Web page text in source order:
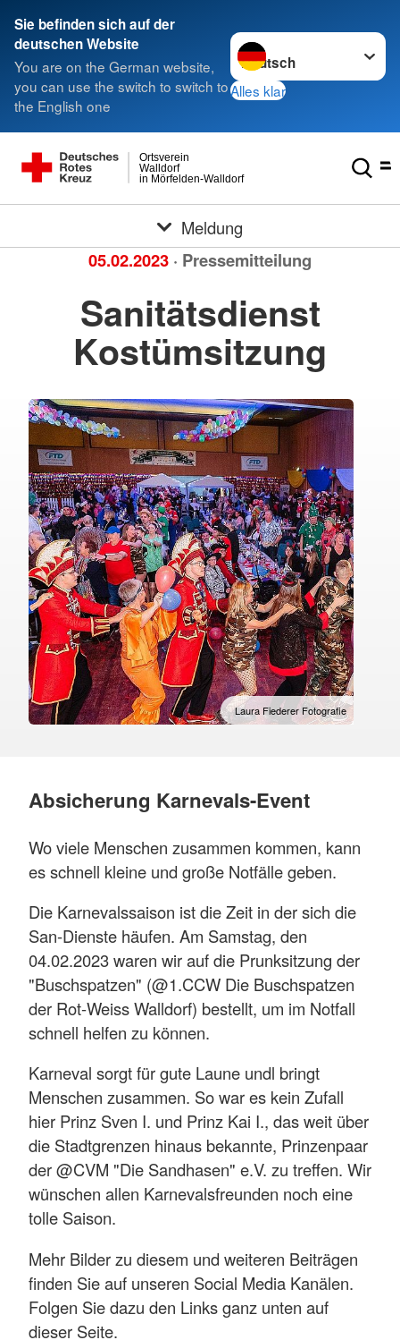
Sie befinden sich auf der
deutschen Website
You are on the German website,
you can use the switch to switch to
the English one
Sprache wechseln zu
Alles klar
in Mörfelden-Walldorf
Walldorf
Ortsverein
Meldung
05.02.2023 · Pressemitteilung
Sanitätsdienst
Kostümsitzung
Laura Fiederer Fotografie
Absicherung Karnevals-Event
Wo viele Menschen zusammen kommen, kann
es schnell kleine und große Notfälle geben.
Die Karnevalssaison ist die Zeit in der sich die
San-Dienste häufen. Am Samstag, den
04.02.2023 waren wir auf die Prunksitzung der
"Buschspatzen" (@1.CCW Die Buschspatzen
der Rot-Weiss Walldorf) bestellt, um im Notfall
schnell helfen zu können.
Karneval sorgt für gute Laune undl bringt
Menschen zusammen. So war es kein Zufall
hier Prinz Sven I. und Prinz Kai I., das weit über
die Stadtgrenzen hinaus bekannte, Prinzenpaar
der @CVM "Die Sandhasen" e.V. zu treffen. Wir
wünschen allen Karnevalsfreunden noch eine
tolle Saison.
Mehr Bilder zu diesem und weiteren Beiträgen
finden Sie auf unseren Social Media Kanälen.
Folgen Sie dazu den Links ganz unten auf
dieser Seite.